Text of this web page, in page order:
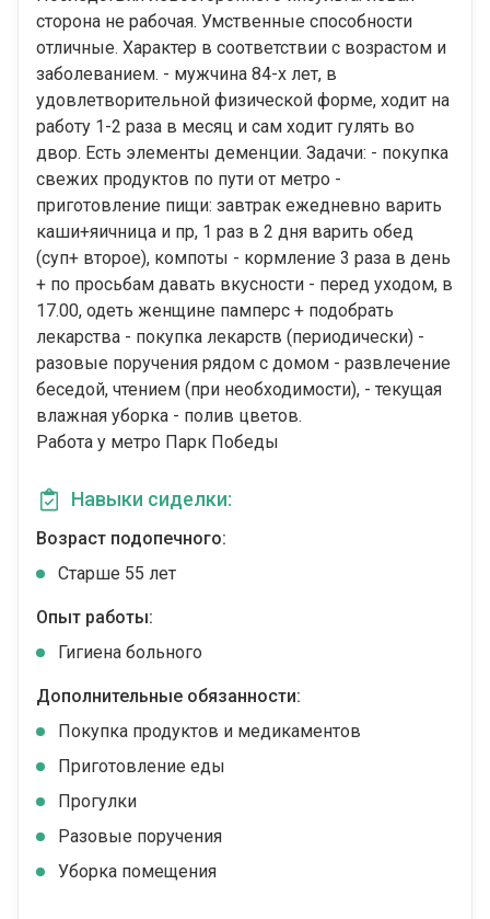
сторона не рабочая. Умственные способности
отличные. Характер в соответствии с возрастом и
заболеванием. - мужчина 84-х лет, в
удовлетворительной физической форме, ходит на
работу 1-2 раза в месяц и сам ходит гулять во
двор. Есть элементы деменции. Задачи: - покупка
свежих продуктов по пути от метро -
приготовление пищи: завтрак ежедневно варить
каши+яичница и пр, 1 раз в 2 дня варить обед
(суп+ второе), компоты - кормление 3 раза в день
+ по просьбам давать вкусности - перед уходом, в
17.00, одеть женщине памперс + подобрать
лекарства - покупка лекарств (периодически) -
разовые поручения рядом с домом - развлечение
беседой, чтением (при необходимости), - текущая
влажная уборка - полив цветов.
Работа у метро Парк Победы
Навыки сиделки:
Возраст подопечного:
Cтарше 55 лет
Опыт работы:
Гигиена больного
Дополнительные обязанности:
Покупка продуктов и медикаментов
Приготовление еды
Прогулки
Разовые поручения
Уборка помещения